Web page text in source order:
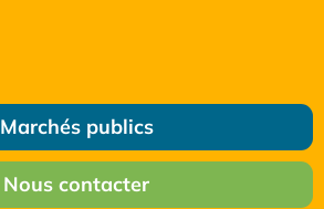
Marchés publics
Nous contacter